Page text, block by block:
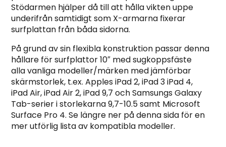
Stödarmen hjälper då till att hålla vikten uppe
underifrån samtidigt som X-armarna fixerar
surfplattan från båda sidorna.
På grund av sin flexibla konstruktion passar denna
hållare för surfplattor 10″ med sugkoppsfäste
alla vanliga modeller/märken med jämförbar
skärmstorlek, t.ex. Apples iPad 2, iPad 3 iPad 4,
iPad Air, iPad Air 2, iPad 9,7 och Samsungs Galaxy
Tab-serier i storlekarna 9,7-10.5 samt Microsoft
Surface Pro 4. Se längre ner på denna sida för en
mer utförlig lista av kompatibla modeller.